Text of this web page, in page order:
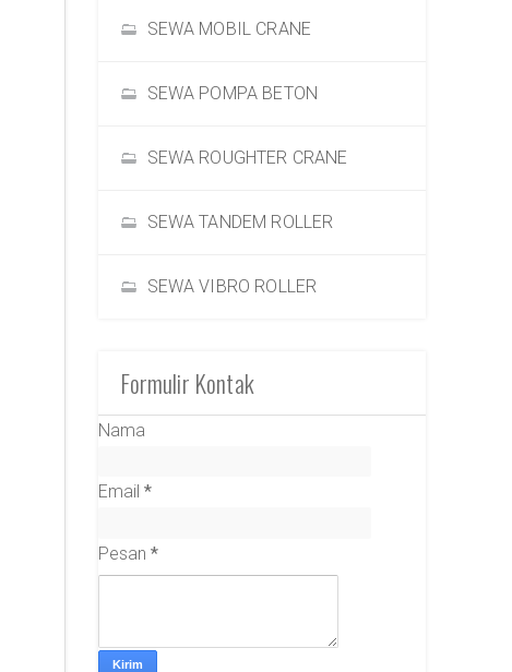
SEWA MOBIL CRANE
SEWA POMPA BETON
SEWA ROUGHTER CRANE
SEWA TANDEM ROLLER
SEWA VIBRO ROLLER
Formulir Kontak
Nama
Email*
Pesan*